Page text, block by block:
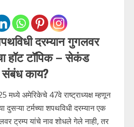
दरम्यान गुगलवर
हॉट टॉपिक – सेकंड
संबंध काय?
मध्ये अमेरिकेचे 47वे राष्ट्राध्यक्ष म्हणून
दुसऱ्या टर्मच्या शपथविधी दरम्यान एक
ट्रम्प यांचे नाव शोधले गेले नाही, तर